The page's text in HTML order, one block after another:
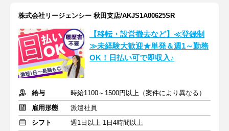
株式会社リージェンシー 秋田支店/AKJS1A00625SR
【移転・設営撤去など】≪登録制
≫未経験大歓迎★単発＆週1～勤務
OK！日払い可で即収入♪
給与
時給1100～1500円以上（案件により異なる）
雇用形態
派遣社員
シフト
週1日以上 1日4時間以上